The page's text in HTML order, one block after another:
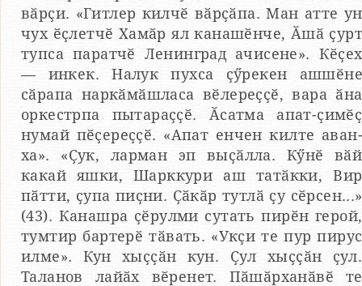
вӑрҫи. «Гитлер килчӗ вӑрҫӑпа. Ман атте ун
чух ӗҫлетчӗ Хамӑр ял канашӗнче, Ӑшӑ ҫурт
тупса паратчӗ Ленинград ачисене». Кӗҫех
— инкек. Налук пухса ҫӳрекен ашшӗне
сӑрапа наркӑмӑшласа вӗлереҫҫӗ, вара ӑна
оркестрпа пытараҫҫӗ. Ӑсатма апат-ҫимӗҫ
нумай пӗҫереҫҫӗ. «Апат енчен килте аван-
ха». «Ҫук, ларман эп выҫӑлла. Кӳнӗ вӑй
какай яшки, Шарккури аш татӑкки, Вир
пӑтти, ҫупа пиҫни. Ҫӑкӑр тутлӑ ҫу сӗрсен...»
(43). Канашра ҫӗрулми сутать пирӗн герой,
тумтир бартерӗ тӑвать. «Укҫи те пур пирус
илме». Кун хыҫҫӑн кун. Ҫул хыҫҫӑн ҫул.
Таланов лайӑх вӗренет. Пӑшӑрханӑвӗ те